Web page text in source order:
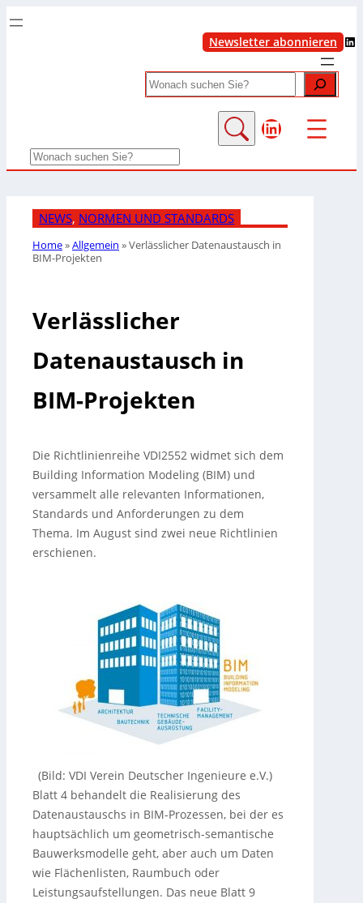
Newsletter abonnieren LinkedIn
Search
LinkedIn
Search
NEWS, NORMEN UND STANDARDS
Home»Allgemein »Verlässlicher Datenaustausch in
BIM-Projekten
Verlässlicher
Datenaustausch in
BIM-Projekten
Die Richtlinienreihe VDI2552 widmet sich dem
Building Information Modeling (BIM) und
versammelt alle relevanten Informationen,
Standards und Anforderungen zu dem
Thema. Im August sind zwei neue Richtlinien
erschienen.
(Bild: VDI Verein Deutscher Ingenieure e.V.)
Blatt 4 behandelt die Realisierung des
Datenaustauschs in BIM-Prozessen, bei der es
hauptsächlich um geometrisch-semantische
Bauwerksmodelle geht, aber auch um Daten
wie Flächenlisten, Raumbuch oder
Leistungsaufstellungen. Das neue Blatt 9